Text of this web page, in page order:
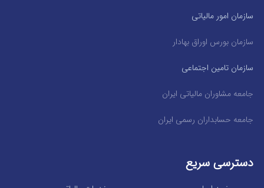
سازمان امور مالیاتی
سازمان بورس اوراق بهادار
سازمان تامین اجتماعی
جامعه مشاوران مالیاتی ایران
جامعه حسابداران رسمی ایران
دسترسی سریع